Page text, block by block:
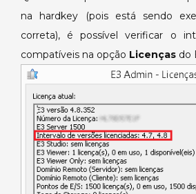
na hardkey (pois está sendo
correta), é possível verificar o
compatíveis na opção Licenças do